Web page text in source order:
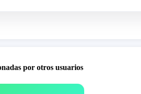
por otros usuarios